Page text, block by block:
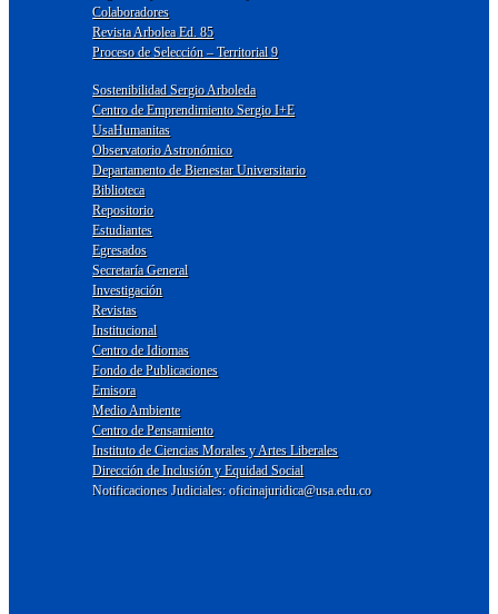
Colaboradores
Revista Arbolea Ed. 85
Proceso de Selección – Territorial 9
Sostenibilidad Sergio Arboleda
Centro de Emprendimiento Sergio I+E
UsaHumanitas
Observatorio Astronómico
Departamento de Bienestar Universitario
Biblioteca
Repositorio
Estudiantes
Egresados
Secretaría General
Investigación
Revistas
Institucional
Centro de Idiomas
Fondo de Publicaciones
Emisora
Medio Ambiente
Centro de Pensamiento
Instituto de Ciencias Morales y Artes Liberales
Dirección de Inclusión y Equidad Social
Notificaciones Judiciales: oficinajuridica@usa.edu.co